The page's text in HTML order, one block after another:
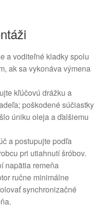
a voditeľné kladky spolu
ak sa vykonáva výmena
kľúčovú drážku a
poškodené súčiastky
úniku oleja a ďalšiemu
a postupujte podľa
pri utiahnutí šróbov.
napätia remeňa
ručne minimálne
synchronizačné